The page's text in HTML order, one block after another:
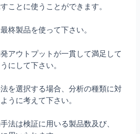
ことに使うことができます。
柊製品を使って下さい。
アウトプットが一貫して満足して
にして下さい。
を選択する場合、分析の種類に対
うに考えて下さい。
法は検証に用いる製品数及び、